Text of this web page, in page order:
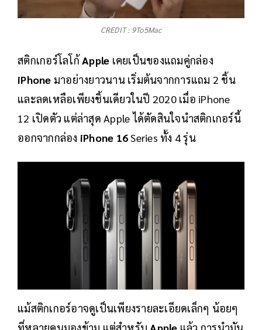
CREDIT : 9To5Mac
สติกเกอร์โลโก้Apple เคยเป็นของแถมคู่กล่อง
iPhone มาอย่างยาวนาน เริ่มต้นจากการแถม 2 ชิ้น
และลดเหลือเพียงชิ้นเดียวในปี 2020 เมื่อ iPhone
12 เปิดตัว แต่ล่าสุด Apple ได้ตัดสินใจนำสติกเกอร์นี้
ออกจากกล่อง iPhone 16Series ทั้ง 4 รุ่น
แม้สติกเกอร์อาจดูเป็นเพียงรายละเอียดเล็กๆ น้อยๆ
ที่หลายคนมองข้าม แต่สำหรับ Apple แล้ว การนำมัน